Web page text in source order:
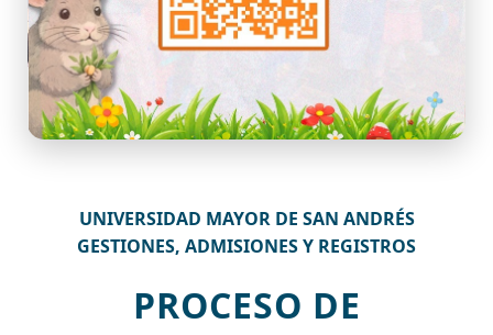
UNIVERSIDAD MAYOR DE SAN ANDRÉS
GESTIONES, ADMISIONES Y REGISTROS
PROCESO DE